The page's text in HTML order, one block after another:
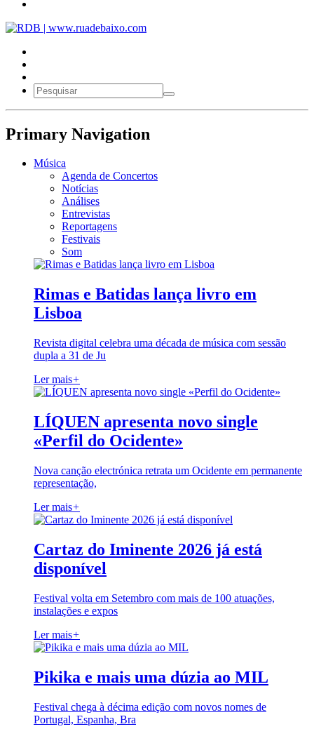
Primary Navigation
Música
Agenda de Concertos
Notícias
Análises
Entrevistas
Reportagens
Festivais
Som
Rimas e Batidas lança livro em
Lisboa
Revista digital celebra uma década de música com sessão
dupla a 31 de Ju
Ler mais+
LÍQUEN apresenta novo single
«Perfil do Ocidente»
Nova canção electrónica retrata um Ocidente em permanente
representação,
Ler mais+
Cartaz do Iminente 2026 já está
disponível
Festival volta em Setembro com mais de 100 atuações,
instalações e expos
Ler mais+
Pikika e mais uma dúzia ao MIL
Festival chega à décima edição com novos nomes de
Portugal, Espanha, Bra